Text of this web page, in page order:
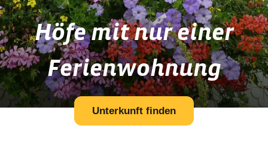
Höfe mit nur einer
Ferienwohnung
Unterkunft finden